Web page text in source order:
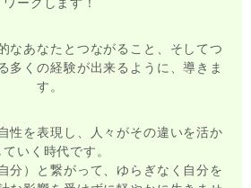
なあなたとつながること、そしてつ
多くの経験が出来るように、導きま
す。
性を表現し、人々がその違いを活か
ていく時代です。
分）と繋がって、ゆらぎなく自分を